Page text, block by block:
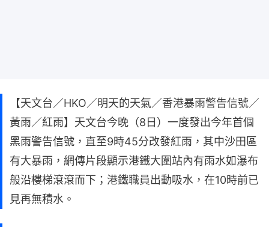
【天文台／HKO／明天的天氣／香港暴雨警告信號／
黃雨／紅雨】天文台今晚（8日）一度發出今年首個
黑雨警告信號，直至9時45分改發紅雨，其中沙田區
有大暴雨，網傳片段顯示港鐵大圍站內有雨水如瀑布
般沿樓梯滾滾而下；港鐵職員出動吸水，在10時前已
見再無積水。